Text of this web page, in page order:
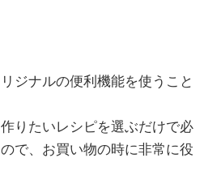
ジナルの便利機能を使うこと
りたいレシピを選ぶだけで必
で、お買い物の時に非常に役